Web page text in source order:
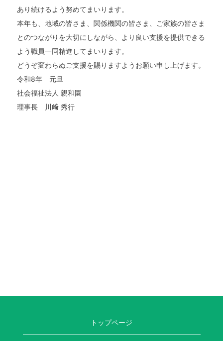
事業所案内
お知らせ
求人情報
あり続けるよう努めてまいります。
本年も、地域の皆さま、関係機関の皆さま、ご家族の皆さま
とのつながりを大切にしながら、より良い支援を提供できる
よう職員一同精進してまいります。
どうぞ変わらぬご支援を賜りますようお願い申し上げます。
令和8年 元旦
社会福祉法人 親和園
理事長 川﨑 秀行
トップページ